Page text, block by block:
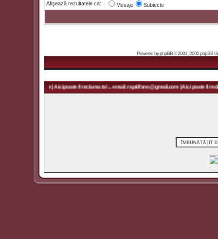
Afişează rezultatele ca: Mesaje Subiecte
Powered byphpBB© 2001, 2005 phpBB
| Aici poate fi reclama ta! ... email: rapidfans@gmail.com | Aici poate fi